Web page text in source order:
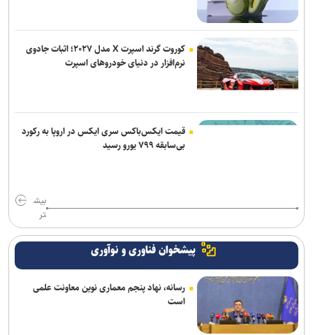
کوروت گرند اسپرت X مدل ۲۰۲۷؛ اثبات جادوی
نرم‌افزار در دنیای خودروهای اسپرت
قیمت ایکس‌باکس سری ایکس در اروپا به رکورد
بی‌سابقه ۷۹۹ یورو رسید
بیش
تر
پیشخوان فناوری و نوآوری
رسانه، نهاد پنجم معماری نوین معاونت علمی
است